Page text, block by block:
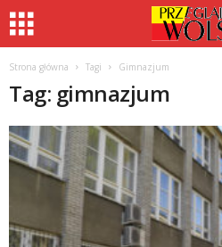
Strona główna Tagi Gimnazjum
Tag: gimnazjum